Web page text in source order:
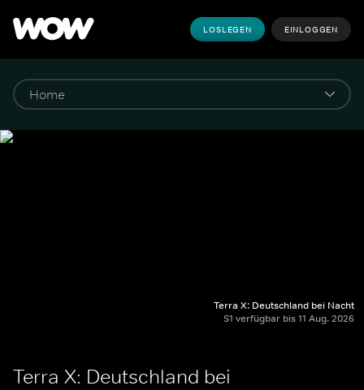
LOSLEGEN EINLOGGEN
Terra X: Deutschland bei Nacht
S1 verfügbar bis 11 Aug. 2026
Terra X: Deutschland bei